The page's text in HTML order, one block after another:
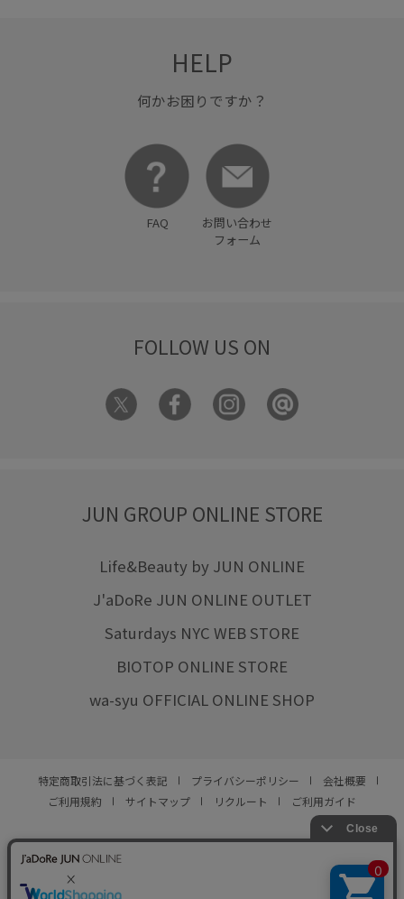
HELP
何かお困りですか？
FAQ
お問い合わせ
フォーム
FOLLOW US ON
JUN GROUP ONLINE STORE
Life&Beauty by JUN ONLINE
J'aDoRe JUN ONLINE OUTLET
Saturdays NYC WEB STORE
BIOTOP ONLINE STORE
wa-syu OFFICIAL ONLINE SHOP
特定商取引法に基づく表記 プライバシーポリシー
会社概要
ご利用規約
サイトマップ リクルート ご利用ガイド
© JUN CO.,LTD. ALL RIGHTS RESERVED.